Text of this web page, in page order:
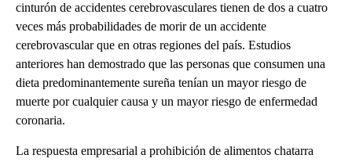
cinturón de accidentes cerebrovasculares tienen de dos a cuatro
veces más probabilidades de morir de un accidente
cerebrovascular que en otras regiones del país. Estudios
anteriores han demostrado que las personas que consumen una
dieta predominantemente sureña tenían un mayor riesgo de
muerte por cualquier causa y un mayor riesgo de enfermedad
coronaria.
La respuesta empresarial a prohibición de alimentos chatarra